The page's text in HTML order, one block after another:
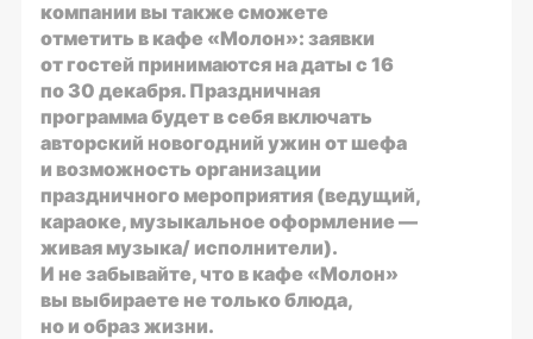
компании вы также сможете
отметить в кафе «Молон»: заявки
от гостей принимаются на даты с 16
по 30 декабря. Праздничная
программа будет в себя включать
авторский новогодний ужин от шефа
и возможность организации
праздничного мероприятия (ведущий,
караоке, музыкальное оформление —
живая музыка/ исполнители).
И не забывайте, что в кафе «Молон»
вы выбираете не только блюда,
но и образ жизни.